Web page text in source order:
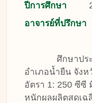
ปีการศึกษา
อาจารย์ที่ปรึกษา
ศึกษาประสิท
อำเภอน้ำยืน จัง
อัตรา 1: 250 ซีซี
หนักผลผลิตสดเฉ